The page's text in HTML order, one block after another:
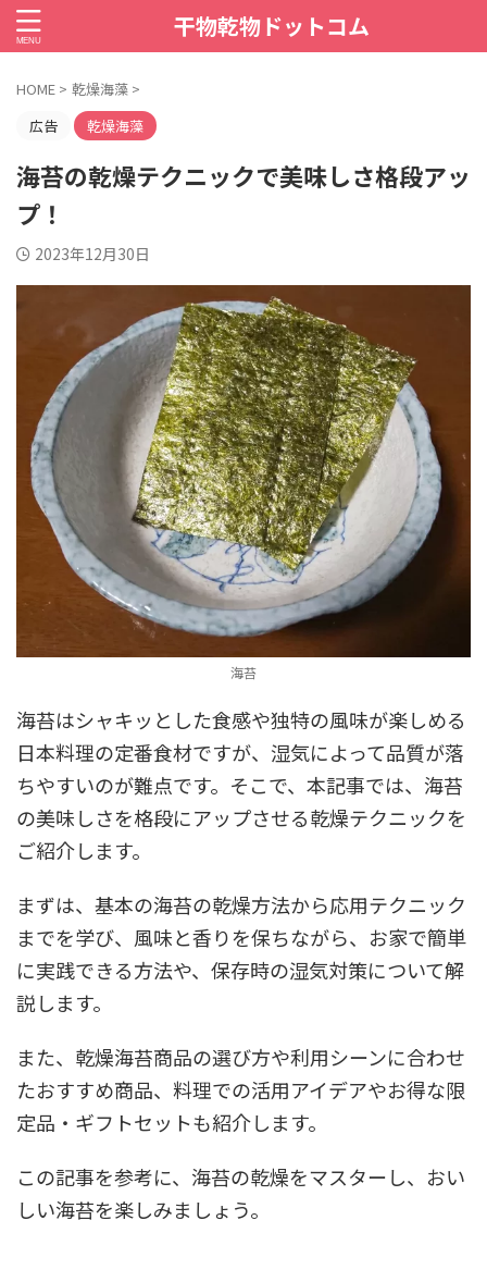
干物乾物ドットコム
HOME > 乾燥海藻 >
広告
乾燥海藻
海苔の乾燥テクニックで美味しさ格段アッ
プ！
2023年12月30日
海苔
海苔はシャキッとした食感や独特の風味が楽しめる
日本料理の定番食材ですが、湿気によって品質が落
ちやすいのが難点です。そこで、本記事では、海苔
の美味しさを格段にアップさせる乾燥テクニックを
ご紹介します。
まずは、基本の海苔の乾燥方法から応用テクニック
までを学び、風味と香りを保ちながら、お家で簡単
に実践できる方法や、保存時の湿気対策について解
説します。
また、乾燥海苔商品の選び方や利用シーンに合わせ
たおすすめ商品、料理での活用アイデアやお得な限
定品・ギフトセットも紹介します。
この記事を参考に、海苔の乾燥をマスターし、おい
しい海苔を楽しみましょう。